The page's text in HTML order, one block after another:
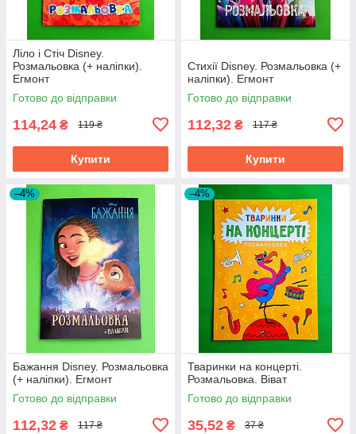
Ліло і Стіч Disney.
Розмальовка (+ наліпки).
Егмонт
Готово до відправки
114,24 ₴ 119 ₴
Купити
Стихії Disney. Розмальовка (+
наліпки). Егмонт
Готово до відправки
112,32 ₴ 117 ₴
Купити
–4%
Бажання Disney. Розмальовка
(+ наліпки). Егмонт
Готово до відправки
112,32 ₴ 117 ₴
–4%
Тваринки на концерті.
Розмальовка. Віват
Готово до відправки
35,52 ₴ 37 ₴